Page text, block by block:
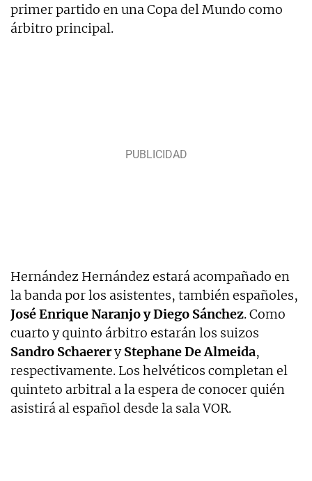
primer partido en una Copa del Mundo como
árbitro principal.
Hernández Hernández estará acompañado en
la banda por los asistentes, también españoles,
José Enrique Naranjo y Diego Sánchez. Como
cuarto y quinto árbitro estarán los suizos
Sandro SchaereryStephane De Almeida,
respectivamente. Los helvéticos completan el
quinteto arbitral a la espera de conocer quién
asistirá al español desde la sala VOR.